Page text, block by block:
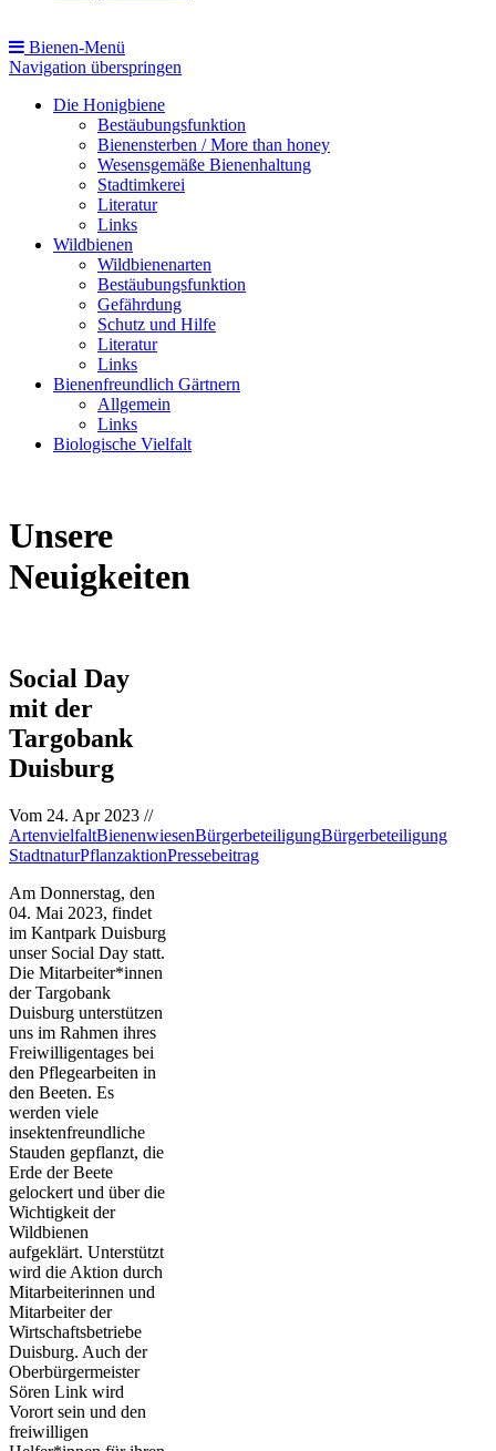
Bienen-Menü
Navigation überspringen
Die Honigbiene
Bestäubungsfunktion
Bienensterben / More than honey
Wesensgemäße Bienenhaltung
Stadtimkerei
Literatur
Links
Wildbienen
Wildbienenarten
Bestäubungsfunktion
Gefährdung
Schutz und Hilfe
Literatur
Links
Bienenfreundlich Gärtnern
Allgemein
Links
Biologische Vielfalt
Unsere
Neuigkeiten
Social Day
mit der
Targobank
Duisburg
Vom 24. Apr 2023 //
ArtenvielfaltBienenwiesenBürgerbeteiligungBürgerbeteiligung
StadtnaturPflanzaktionPressebeitrag
Am Donnerstag, den
04. Mai 2023, findet
im Kantpark Duisburg
unser Social Day statt.
Die Mitarbeiter*innen
der Targobank
Duisburg unterstützen
uns im Rahmen ihres
Freiwilligentages bei
den Pflegearbeiten in
den Beeten. Es
werden viele
insektenfreundliche
Stauden gepflanzt, die
Erde der Beete
gelockert und über die
Wichtigkeit der
Wildbienen
aufgeklärt. Unterstützt
wird die Aktion durch
Mitarbeiterinnen und
Mitarbeiter der
Wirtschaftsbetriebe
Duisburg. Auch der
Oberbürgermeister
Sören Link wird
Vorort sein und den
freiwilligen